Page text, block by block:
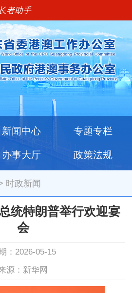
者助手
新闻中心 专题专栏
办事大厅 政策法规
时政新闻
统特朗普举行欢迎宴
会
：2026-05-15
源：新华网